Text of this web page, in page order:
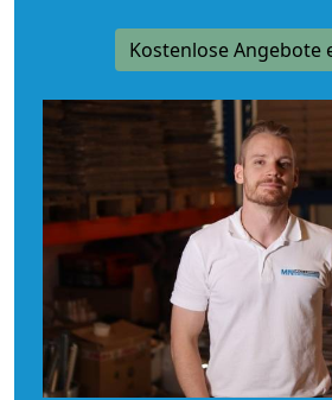
Kostenlose Angebote